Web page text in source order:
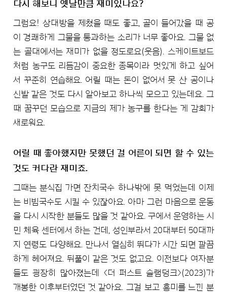
다시 해보니 옛날만큼 재미있나요?
그럼요! 상대방을 제쳤을 때도 좋고, 골이 들어갔을 때 공
이 경쾌하게 그물을 통과하는 소리가 너무 좋아요. 그물 없
는 골대에서는 재미가 없을 정도로요(웃음). 스케이트보드
처럼 농구도 리듬감이 중요한 종목이라 멋있게 하고 싶어
서 꾸준히 연습해요. 어릴 때는 돈이 없어서 못 산 공이나
신발 같은 것도 다시 알아보고 하나씩 모으고 있는데요. 그
때 꿈꾸던 모습으로 지금의 제가 농구를 한다는 게 감회가
새로워요.
어릴 때 좋아했지만 못했던 걸 어른이 되면 할 수 있는
것도 커다란 재미죠.
그때는 분식집 가면 잔치국수 하나밖에 못 먹었는데 이제
는 비빔국수도 시킬 수 있잖아요. 아마 그런 마음으로 운동
을 다시 시작한 분들도 많을 것 같아요. 구에서 운영하는 시
민 체육 센터에서 하는 건데, 성인부라서 20대부터 50대까
지 연령도 다양해요. 만나서 열심히 뛰다가 시간 되면 깔끔
하게 헤어져요. 뒤풀이 같은 것도 없고요. 이전보다 여자분
들도 굉장히 많아졌는데 <더 퍼스트 슬램덩크>(2023)가
개봉한 이후부터였던 것 같아요. 그걸 보고 흥미를 느낀 분